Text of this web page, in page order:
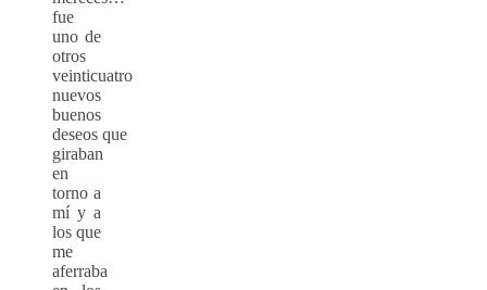
fue
uno de
otros
veinticuatro
nuevos
buenos
deseos que
giraban
en
torno a
mí y a
los que
me
aferraba